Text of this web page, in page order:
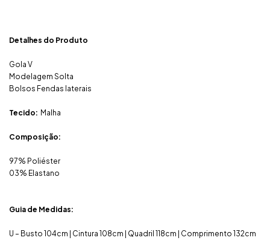
Detalhes do Produto
Gola V
Modelagem Solta
Bolsos Fendas laterais
Tecido: Malha
Composição:
97% Poliéster
03% Elastano
Guia de Medidas:
U – Busto 104cm | Cintura 108cm | Quadril 118cm | Comprimento 132cm